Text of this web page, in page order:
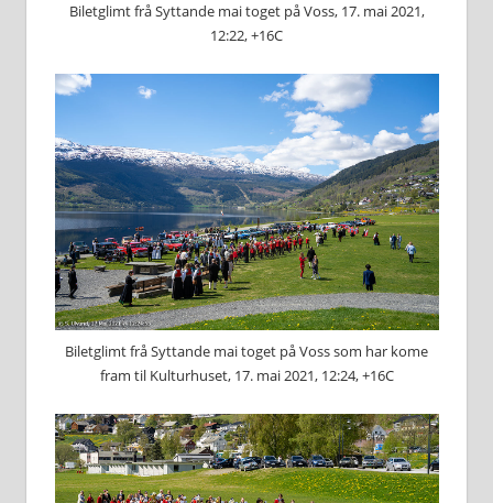
Biletglimt frå Syttande mai toget på Voss, 17. mai 2021,
12:22, +16C
Biletglimt frå Syttande mai toget på Voss som har kome
fram til Kulturhuset, 17. mai 2021, 12:24, +16C